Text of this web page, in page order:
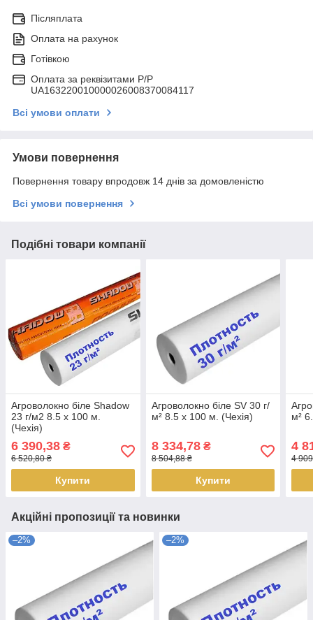
Післяплата
Оплата на рахунок
Готівкою
Оплата за реквізитами P/Р
UA163220010000026008370084117
Всі умови оплати
Умови повернення
Повернення товару впродовж 14 днів за домовленістю
Всі умови повернення
Подібні товари компанії
Агроволокно біле Shadow
23 г/м2 8.5 х 100 м.
(Чехія)
6 390,38 ₴
6 520,80 ₴
Купити
Агроволокно біле SV 30 г/
м² 8.5 х 100 м. (Чехія)
8 334,78₴
8 504,88 ₴
Купити
м²
4
4
Акційні пропозиції та новинки
–2% –2%